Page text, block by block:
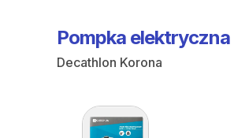
Pompka elektryczna
Decathlon Korona